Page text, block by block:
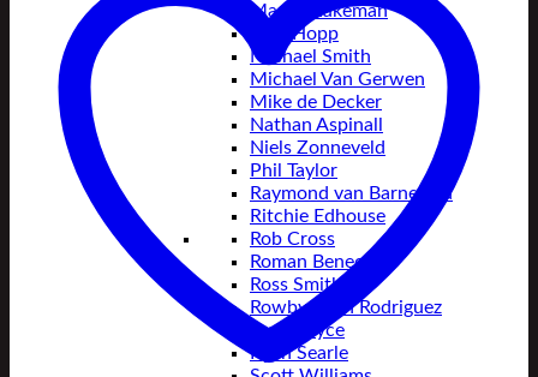
Martin Lukeman
Max Hopp
Michael Smith
Michael Van Gerwen
Mike de Decker
Nathan Aspinall
Niels Zonneveld
Phil Taylor
Raymond van Barneveld
Ritchie Edhouse
Rob Cross
Roman Benecký
Ross Smith
Rowby-John Rodriguez
Ryan Joyce
Ryan Searle